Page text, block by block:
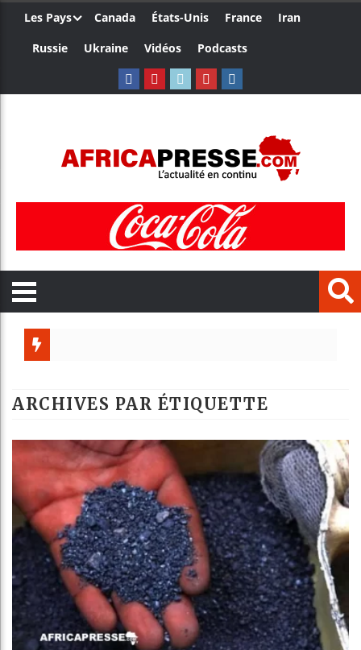
Les Pays Canada États-Unis France
Iran
Russie
Ukraine Vidéos Podcasts
ARCHIVES PAR ÉTIQUETTE